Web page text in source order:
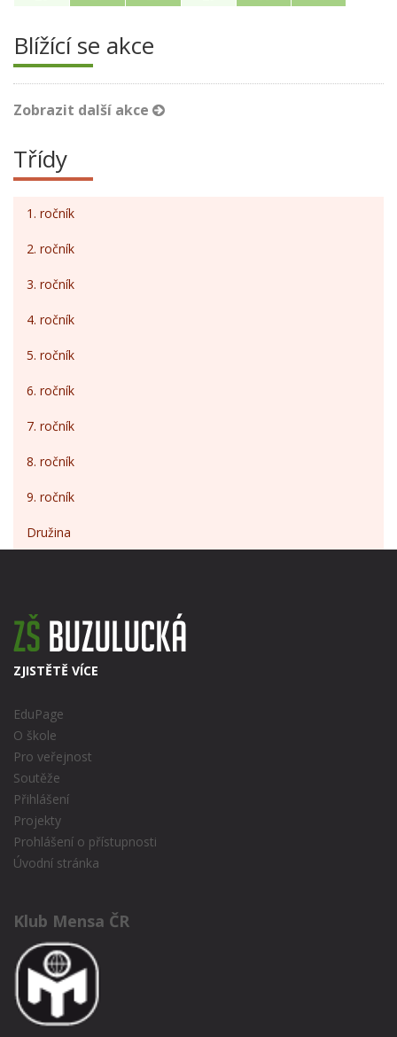
Blížící se akce
Zobrazit další akce
Třídy
1. ročník
2. ročník
3. ročník
4. ročník
5. ročník
6. ročník
7. ročník
8. ročník
9. ročník
Družina
ZJISTĚTĚ VÍCE
EduPage
O škole
Pro veřejnost
Soutěže
Přihlášení
Projekty
Prohlášení o přístupnosti
Úvodní stránka
Klub Mensa ČR